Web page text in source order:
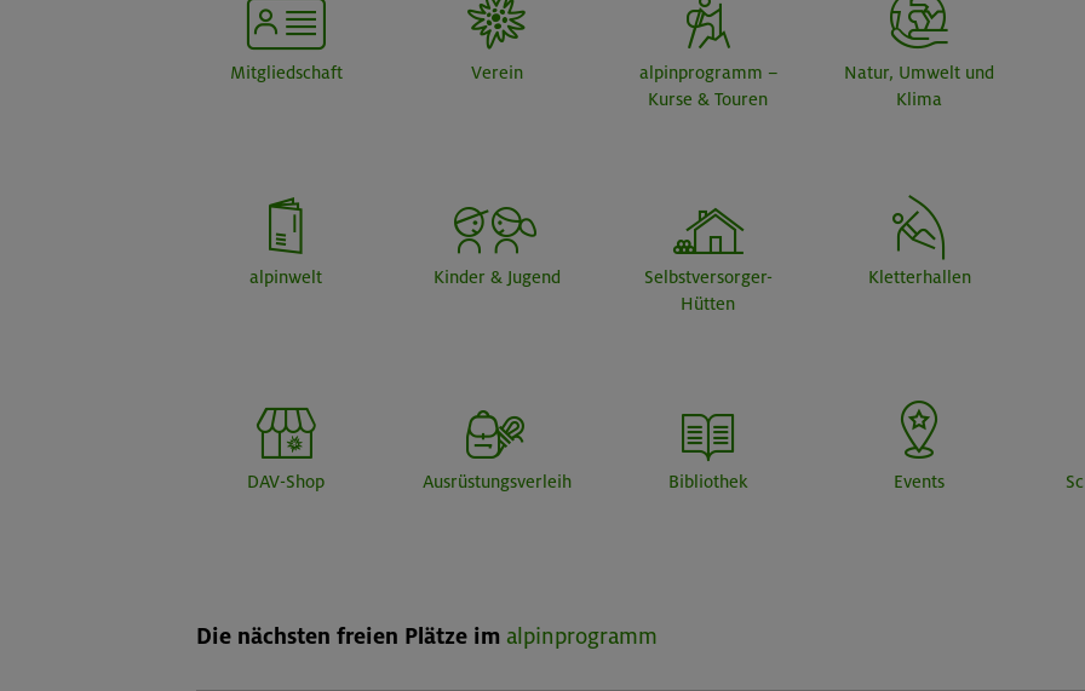
Mitgliedschaft Verein
alpinprogramm –
Kurse & Touren
Natur, Umwelt und
Klima
alpinwelt Kinder & Jugend
Selbstversorger-
Hütten
Kletterhallen
DAV-Shop Ausrüstungsverleih Bibliothek Events
Die nächsten freien Plätze im alpinprogramm